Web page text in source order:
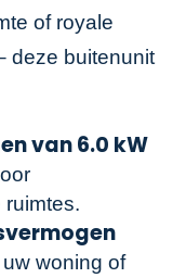
of royale
deze buitenunit
van 6.0 kW
ruimtes.
woning of